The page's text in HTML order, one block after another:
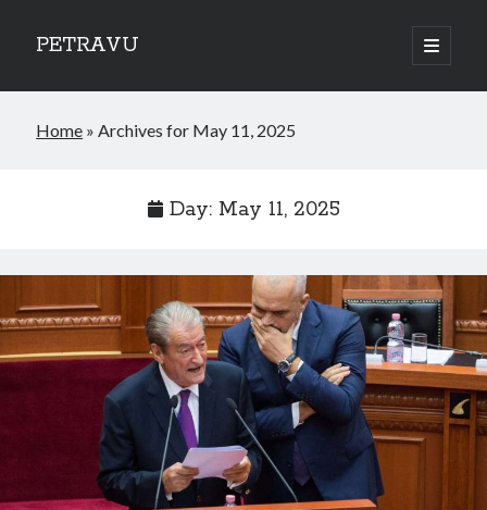
PETRAVU
open
primary
Sidebar
Bank
Home »Archives for May 11, 2025
Day: May 11, 2025